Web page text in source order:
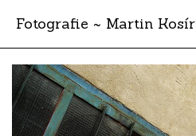
Fotografie ~ Martin Kosír
Moje obľúbené
Albumy